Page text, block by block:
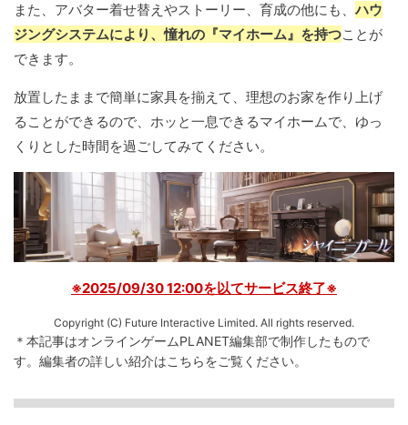
また、アバター着せ替えやストーリー、育成の他にも、ハウ
ジングシステムにより、憧れの『マイホーム』を持つことが
できます。
放置したままで簡単に家具を揃えて、理想のお家を作り上げ
ることができるので、ホッと一息できるマイホームで、ゆっ
くりとした時間を過ごしてみてください。
※2025/09/30 12:00を以てサービス終了※
Copyright (C) Future Interactive Limited. All rights reserved.
＊本記事はオンラインゲームPLANET編集部で制作したもので
す。 編集者の詳しい紹介はこちらをご覧ください。